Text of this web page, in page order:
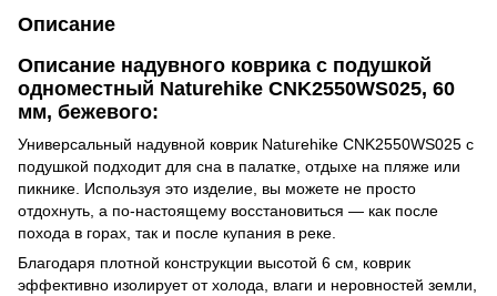
Описание
Описание надувного коврика с подушкой
одноместный Naturehike CNK2550WS025, 60
мм, бежевого:
Универсальный надувной коврик Naturehike CNK2550WS025 с
подушкой подходит для сна в палатке, отдыхе на пляже или
пикнике. Используя это изделие, вы можете не просто
отдохнуть, а по-настоящему восстановиться — как после
похода в горах, так и после купания в реке.
Благодаря плотной конструкции высотой 6 см, коврик
эффективно изолирует от холода, влаги и неровностей земли,